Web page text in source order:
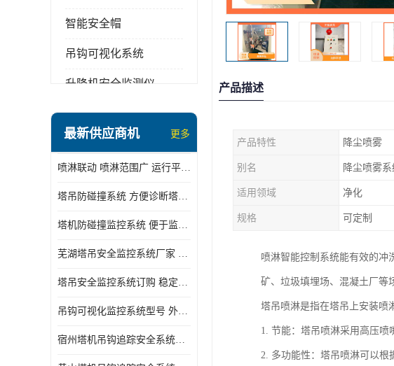
智能安全帽
吊钩可视化系统
升降机安全监测仪
最新供应商机 更多
喷淋联动 喷淋范围广 运行平稳 噪音小
塔吊防碰撞系统 方便诊断塔机状态 自动变焦智能化跟踪
塔机防碰撞监控系统 便于监督和管理 主要应用于塔机的实时监控
芜湖塔吊安全监控系统厂家 外观简洁大方 减少盲吊引发的事故
塔吊安全监控系统订购 稳定性高 结构清晰稳定
吊钩可视化监控系统型号 外观简洁大方 信号稳定 抗干扰性强
宿州塔机吊钩追踪安全系统厂家 提高工作效率 结构清晰稳定
产品描述
产品特性 降尘喷雾
别名 降尘喷雾系
适用领域 净化
规格 可定制
喷淋智能控制系统能有效的冲
矿、垃圾填埋场、混凝土厂等
塔吊喷淋是指在塔吊上安装喷
1. 节能：塔吊喷淋采用高压喷
2. 多功能性：塔吊喷淋可以根